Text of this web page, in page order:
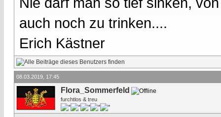
auch noch zu trinken....
Erich Kästner
08.03.2019, 17:45
Flora_Sommerfeld
furchtlos & treu